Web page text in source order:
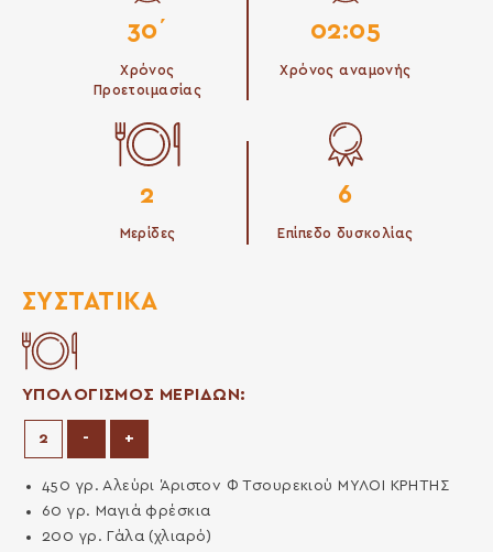
30΄
Χρόνος
Προετοιμασίας
02:05
Χρόνος αναμονής
2
Μερίδες
6
Επίπεδο δυσκολίας
ΣΥΣΤΑΤΙΚΆ
ΥΠΟΛΟΓΙΣΜΟΣ ΜΕΡΙΔΩΝ:
- Μείωση μερίδων
+Αύξηση μερίδων
450 γρ. Αλεύρι Άριστον Φ Τσουρεκιού ΜΥΛΟΙ ΚΡΗΤΗΣ
60γρ. Μαγιά φρέσκια
200 γρ.Γάλα (χλιαρό)